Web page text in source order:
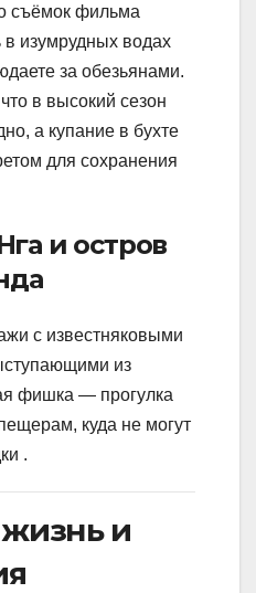
съёмок фильма
в изумрудных водах
за обезьянами.
в высокий сезон
а купание в бухте
для сохранения
и остров
с известняковыми
из
фишка — прогулка
куда не могут
.
и